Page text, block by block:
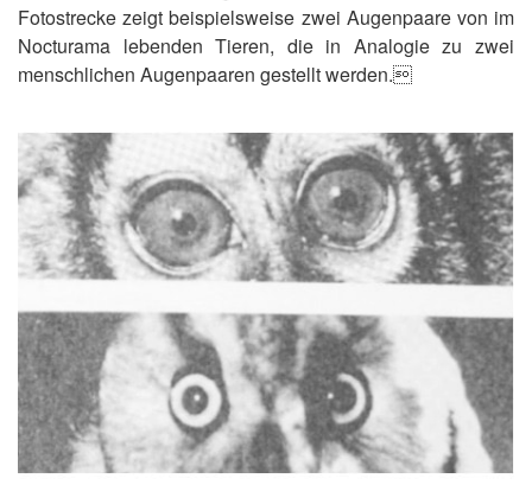
Fotostrecke zeigt beispielsweise zwei Augenpaare von im
Nocturama lebenden Tieren, die in Analogie zu zwei
menschlichen Augenpaaren gestellt werden.